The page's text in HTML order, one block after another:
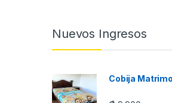
Nuevos Ingresos
Cobija